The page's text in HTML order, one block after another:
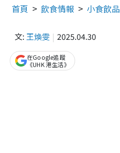
首頁 飲食情報 小食飲品
文: 王煥雯 2025.04.30
在Google追蹤
《UHK 港生活》